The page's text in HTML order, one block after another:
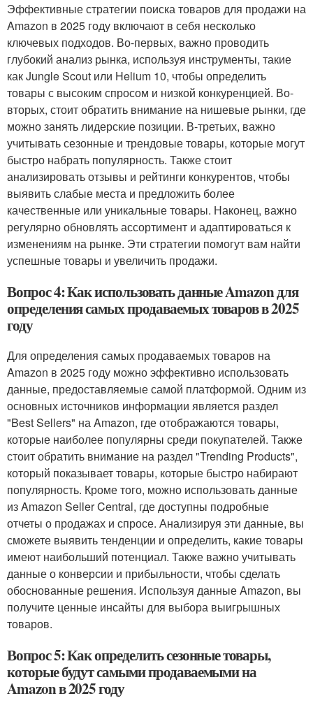
Эффективные стратегии поиска товаров для продажи на
Amazon в 2025 году включают в себя несколько
ключевых подходов. Во-первых, важно проводить
глубокий анализ рынка, используя инструменты, такие
как Jungle Scout или Helium 10, чтобы определить
товары с высоким спросом и низкой конкуренцией. Во-
вторых, стоит обратить внимание на нишевые рынки, где
можно занять лидерские позиции. В-третьих, важно
учитывать сезонные и трендовые товары, которые могут
быстро набрать популярность. Также стоит
анализировать отзывы и рейтинги конкурентов, чтобы
выявить слабые места и предложить более
качественные или уникальные товары. Наконец, важно
регулярно обновлять ассортимент и адаптироваться к
изменениям на рынке. Эти стратегии помогут вам найти
успешные товары и увеличить продажи.
Вопрос 4: Как использовать данные Amazon для
определения самых продаваемых товаров в 2025
году
Для определения самых продаваемых товаров на
Amazon в 2025 году можно эффективно использовать
данные, предоставляемые самой платформой. Одним из
основных источников информации является раздел
"Best Sellers" на Amazon, где отображаются товары,
которые наиболее популярны среди покупателей. Также
стоит обратить внимание на раздел "Trending Products",
который показывает товары, которые быстро набирают
популярность. Кроме того, можно использовать данные
из Amazon Seller Central, где доступны подробные
отчеты о продажах и спросе. Анализируя эти данные, вы
сможете выявить тенденции и определить, какие товары
имеют наибольший потенциал. Также важно учитывать
данные о конверсии и прибыльности, чтобы сделать
обоснованные решения. Используя данные Amazon, вы
получите ценные инсайты для выбора выигрышных
товаров.
Вопрос 5: Как определить сезонные товары,
которые будут самыми продаваемыми на
Amazon в 2025 году